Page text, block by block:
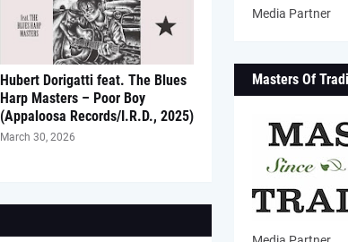
Hubert Dorigatti feat. The Blues
Harp Masters – Poor Boy
(Appaloosa Records/I.R.D., 2025)
March 30, 2026
Media Partner
Masters Of